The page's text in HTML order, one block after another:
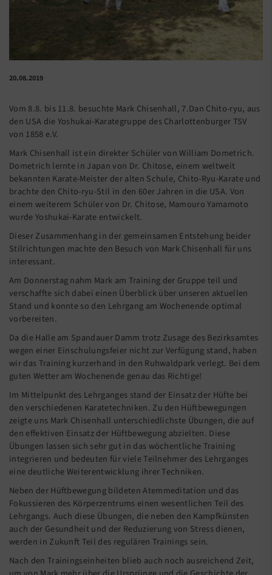
20.08.2019
Vom 8.8. bis 11.8. besuchte Mark Chisenhall, 7.Dan Chito-ryu, aus
den USA die Yoshukai-Karategruppe des Charlottenburger TSV
von 1858 e.V.
Mark Chisenhall ist ein direkter Schüler von William Dometrich.
Dometrich lernte in Japan von Dr. Chitose, einem weltweit
bekannten Karate-Meister der alten Schule, Chito-Ryu-Karate und
brachte den Chito-ryu-Stil in den 60er Jahren in die USA. Von
einem weiterem Schüler von Dr. Chitose, Mamouro Yamamoto
wurde Yoshukai-Karate entwickelt.
Dieser Zusammenhang in der gemeinsamen Entstehung beider
Stilrichtungen machte den Besuch von Mark Chisenhall für uns
interessant.
Am Donnerstag nahm Mark am Training der Gruppe teil und
verschaffte sich dabei einen Überblick über unseren aktuellen
Stand und konnte so den Lehrgang am Wochenende optimal
vorbereiten.
Da die Halle am Spandauer Damm trotz Zusage des Bezirksamtes
wegen einer Einschulungsfeier nicht zur Verfügung stand, haben
wir das Training kurzerhand in den Ruhwaldpark verlegt. Bei dem
guten Wetter am Wochenende genau das Richtige!
Im Mittelpunkt des Lehrganges stand der Einsatz der Hüfte bei
den verschiedenen Karatetechniken. Zu den Hüftbewegungen
zeigte uns Mark Chisenhall unterschiedlichste Übungen, die auf
den effektiven Einsatz der Hüftbewegung abzielten. Diese
Übungen lassen sich sehr gut in das wöchentliche Training
integrieren und bedeuten für viele Teilnehmer des Lehrganges
eine deutliche Weiterentwicklung ihrer Techniken.
Neben der Hüftbewegung bildeten Atemmeditation und das
Fokussieren des Körperzentrums einen wesentlichen Teil des
Lehrgangs. Auch diese Übungen, die neben den Kampfkünsten
auch der Gesundheit und der Reduzierung von Stress dienen,
werden in Zukunft Teil des regulären Trainings sein.
Nach den Trainingseinheiten blieb auch noch ausreichend Zeit,